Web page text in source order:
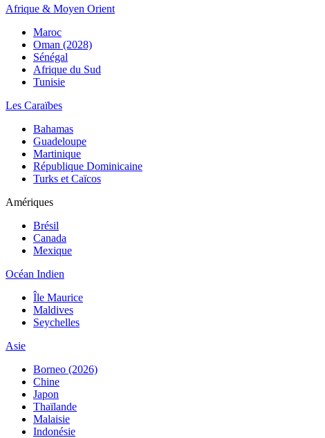
Afrique & Moyen Orient
Maroc
Oman (2028)
Sénégal
Afrique du Sud
Tunisie
Les Caraïbes
Bahamas
Guadeloupe
Martinique
République Dominicaine
Turks et Caïcos
Amériques
Brésil
Canada
Mexique
Océan Indien
Île Maurice
Maldives
Seychelles
Asie
Borneo (2026)
Chine
Japon
Thaïlande
Malaisie
Indonésie